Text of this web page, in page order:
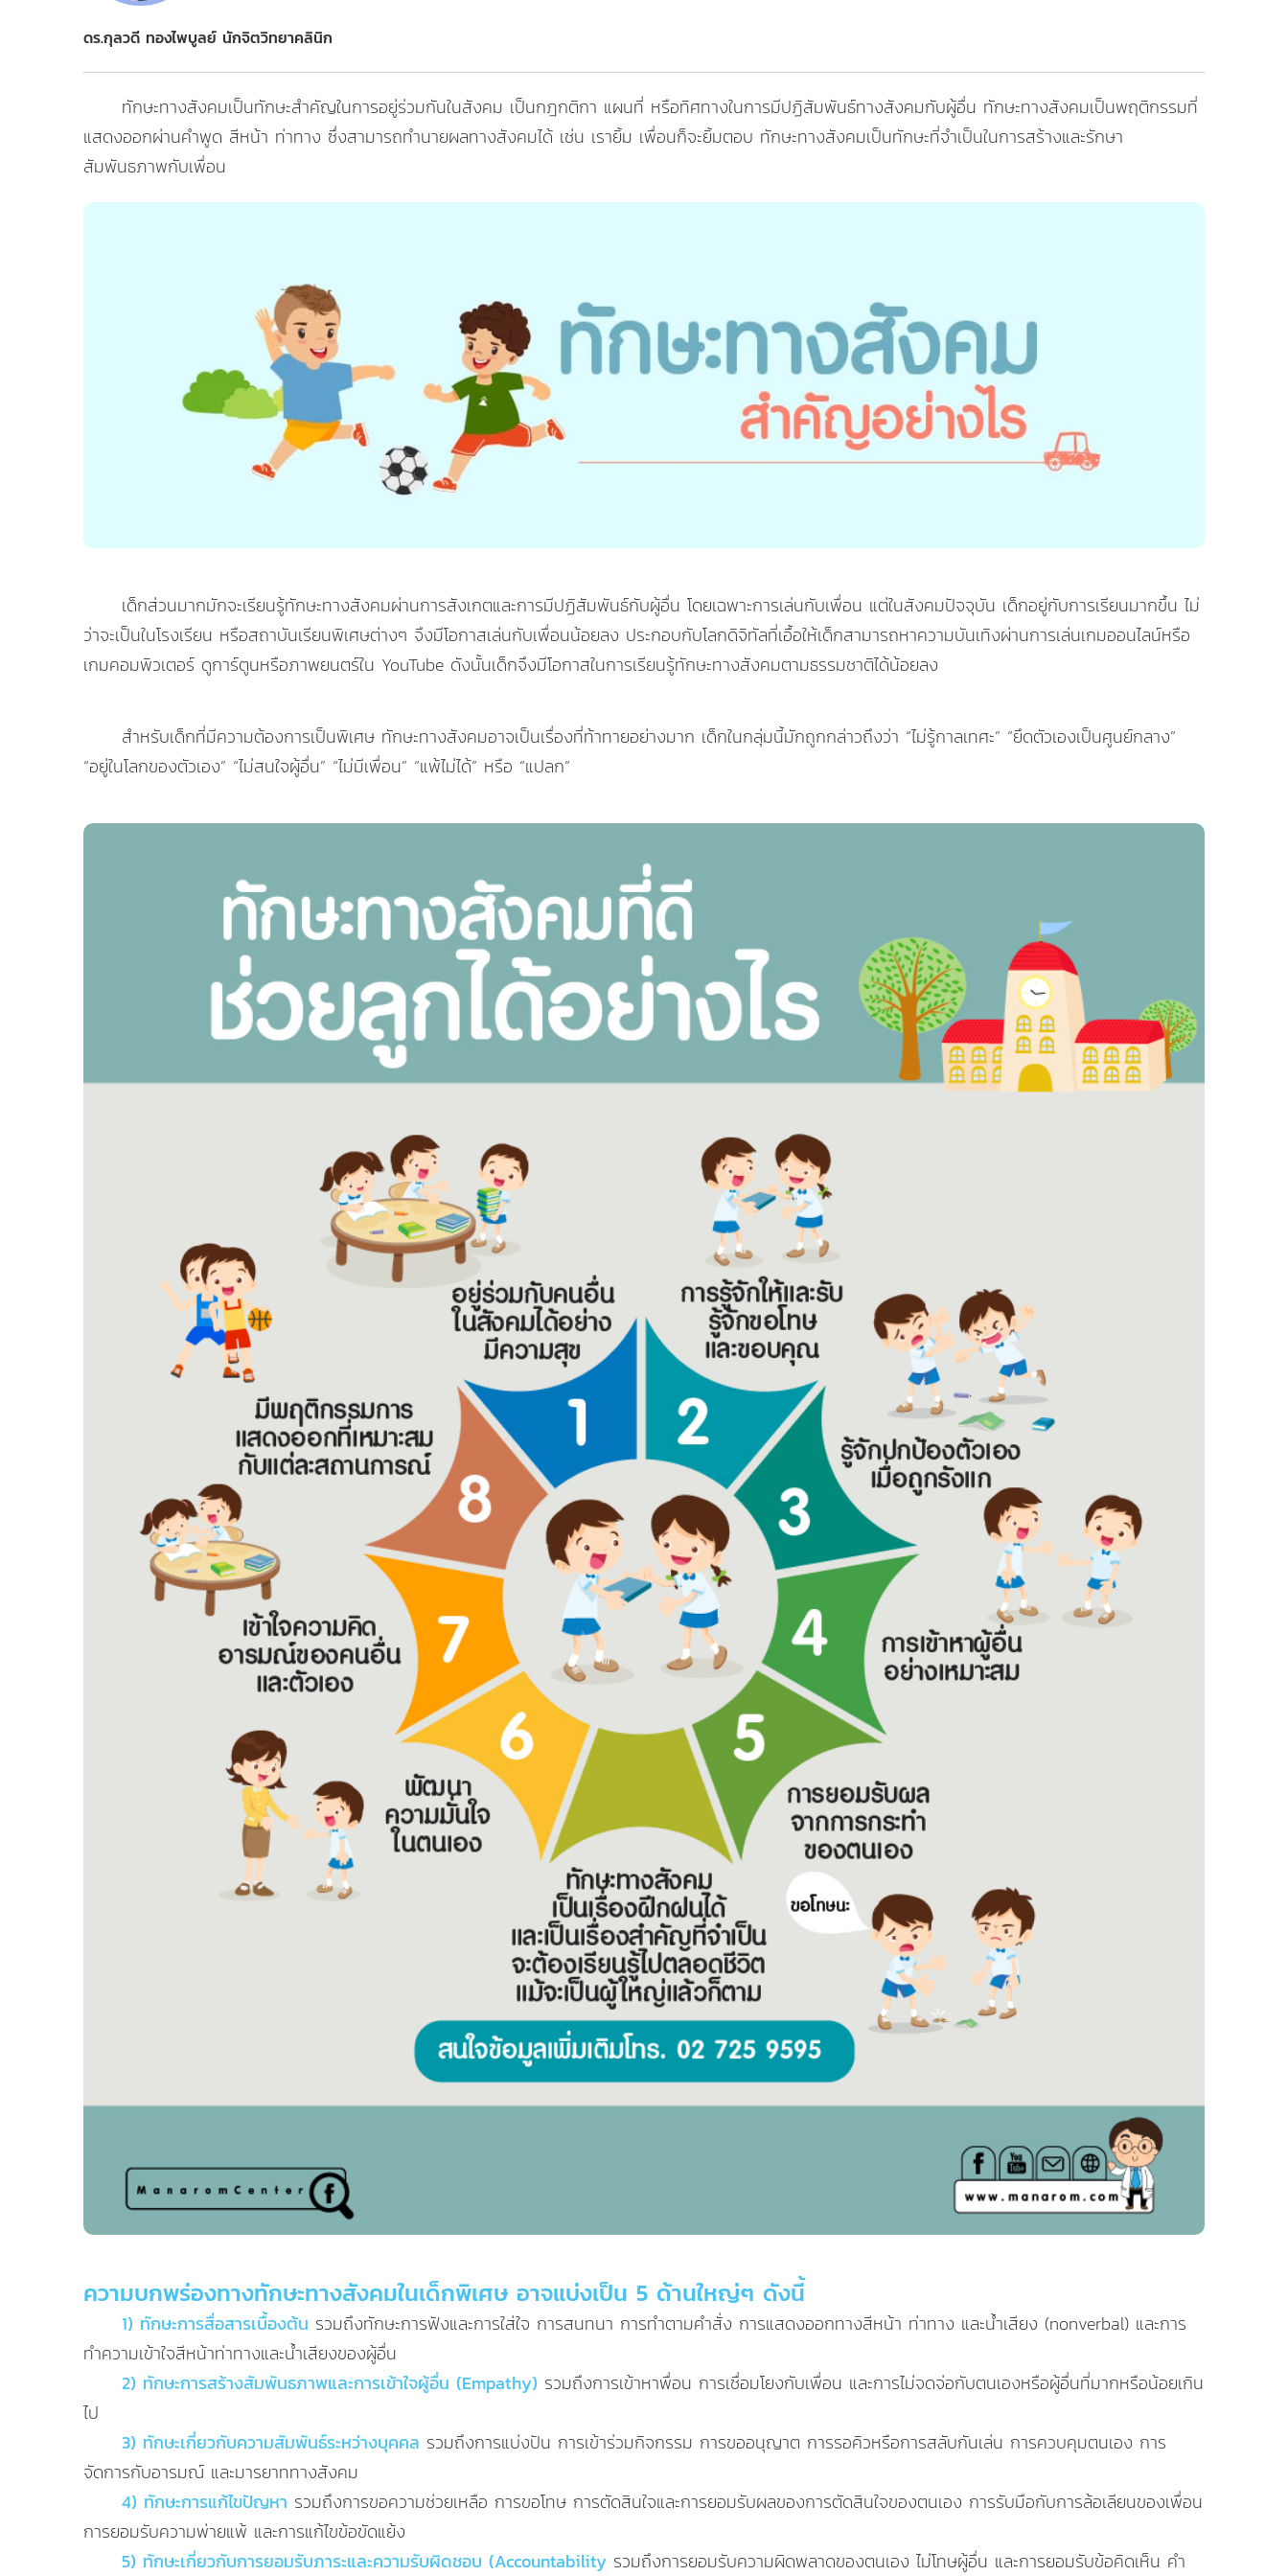
ดร.กุลวดี ทองไพบูลย์ นักจิตวิทยาคลินิก
ทักษะทางสังคมเป็นทักษะสำคัญในการอยู่ร่วมกันในสังคม เป็นกฎกติกา แผนที่ หรือทิศทางในการมีปฏิสัมพันธ์ทางสังคมกับผู้อื่น ทักษะทางสังคมเป็นพฤติกรรมที่
แสดงออกผ่านคำพูด สีหน้า ท่าทาง ซึ่งสามารถทำนายผลทางสังคมได้ เช่น เรายิ้ม เพื่อนก็จะยิ้มตอบ ทักษะทางสังคมเป็นทักษะที่จำเป็นในการสร้างและรักษา
สัมพันธภาพกับเพื่อน
เด็กส่วนมากมักจะเรียนรู้ทักษะทางสังคมผ่านการสังเกตและการมีปฏิสัมพันธ์กับผู้อื่น โดยเฉพาะการเล่นกับเพื่อน แต่ในสังคมปัจจุบัน เด็กอยู่กับการเรียนมากขึ้น ไม่
ว่าจะเป็นในโรงเรียน หรือสถาบันเรียนพิเศษต่างๆ จึงมีโอกาสเล่นกับเพื่อนน้อยลง ประกอบกับโลกดิจิทัลที่เอื้อให้เด็กสามารถหาความบันเทิงผ่านการเล่นเกมออนไลน์หรือ
เกมคอมพิวเตอร์ ดูการ์ตูนหรือภาพยนตร์ใน YouTube ดังนั้นเด็กจึงมีโอกาสในการเรียนรู้ทักษะทางสังคมตามธรรมชาติได้น้อยลง
สำหรับเด็กที่มีความต้องการเป็นพิเศษ ทักษะทางสังคมอาจเป็นเรื่องที่ท้าทายอย่างมาก เด็กในกลุ่มนี้มักถูกกล่าวถึงว่า “ไม่รู้กาลเทศะ” “ยึดตัวเองเป็นศูนย์กลาง”
“อยู่ในโลกของตัวเอง” “ไม่สนใจผู้อื่น” “ไม่มีเพื่อน” “แพ้ไม่ได้” หรือ “แปลก”
ความบกพร่องทางทักษะทางสังคมในเด็กพิเศษ อาจแบ่งเป็น 5 ด้านใหญ่ๆ ดังนี้
1) ทักษะการสื่อสารเบื้องต้น รวมถึงทักษะการฟังและการใส่ใจ การสนทนา การทำตามคำสั่ง การแสดงออกทางสีหน้า ท่าทาง และน้ำเสียง (nonverbal) และการ
ทำความเข้าใจสีหน้าท่าทางและน้ำเสียงของผู้อื่น
2) ทักษะการสร้างสัมพันธภาพและการเข้าใจผู้อื่น (Empathy) รวมถึงการเข้าหาพื่อน การเชื่อมโยงกับเพื่อน และการไม่จดจ่อกับตนเองหรือผู้อื่นที่มากหรือน้อยเกิน
ไป
3) ทักษะเกี่ยวกับความสัมพันธ์ระหว่างบุคคล รวมถึงการแบ่งปัน การเข้าร่วมกิจกรรม การขออนุญาต การรอคิวหรือการสลับกันเล่น การควบคุมตนเอง การ
จัดการกับอารมณ์ และมารยาททางสังคม
4) ทักษะการแก้ไขปัญหา รวมถึงการขอความช่วยเหลือ การขอโทษ การตัดสินใจและการยอมรับผลของการตัดสินใจของตนเอง การรับมือกับการล้อเลียนของเพื่อน
การยอมรับความพ่ายแพ้ และการแก้ไขข้อขัดแย้ง
5) ทักษะเกี่ยวกับการยอมรับภาระและความรับผิดชอบ (Accountability รวมถึงการยอมรับความผิดพลาดของตนเอง ไม่โทษผู้อื่น และการยอมรับข้อคิดเห็น คำ